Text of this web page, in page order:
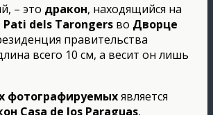
– это дракон, находящийся на
Pati dels Tarongers во Дворце
правительства
всего 10 см, а весит он лишь
фотографируемыхявляется
Casa de los Paraguas,